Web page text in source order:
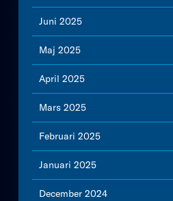
Juni 2025
Maj 2025
April 2025
Mars 2025
Februari 2025
Januari 2025
December 2024